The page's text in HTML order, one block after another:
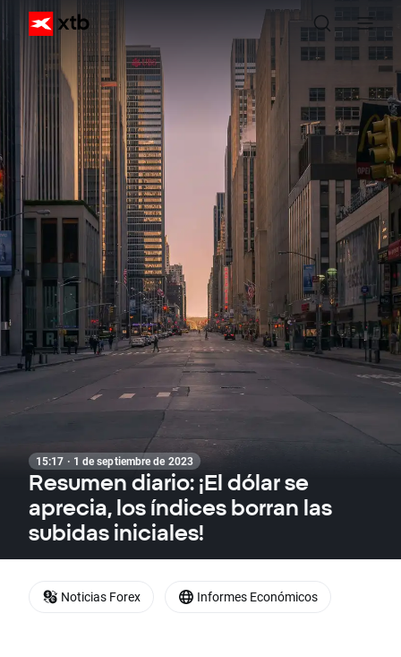
15:17 · 1 de septiembre de 2023
Resumen diario: ¡El dólar se
aprecia, los índices borran las
subidas iniciales!
Noticias Forex Informes Económicos